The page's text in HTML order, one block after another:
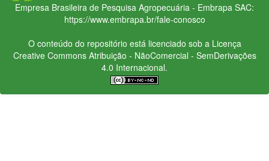
Empresa Brasileira de Pesquisa Agropecuária - Embrapa SAC:
https://www.embrapa.br/fale-conosco
O conteúdo do repositório está licenciado sob a Licença
Creative CommonsAtribuição - NãoComercial - SemDerivações
4.0 Internacional.